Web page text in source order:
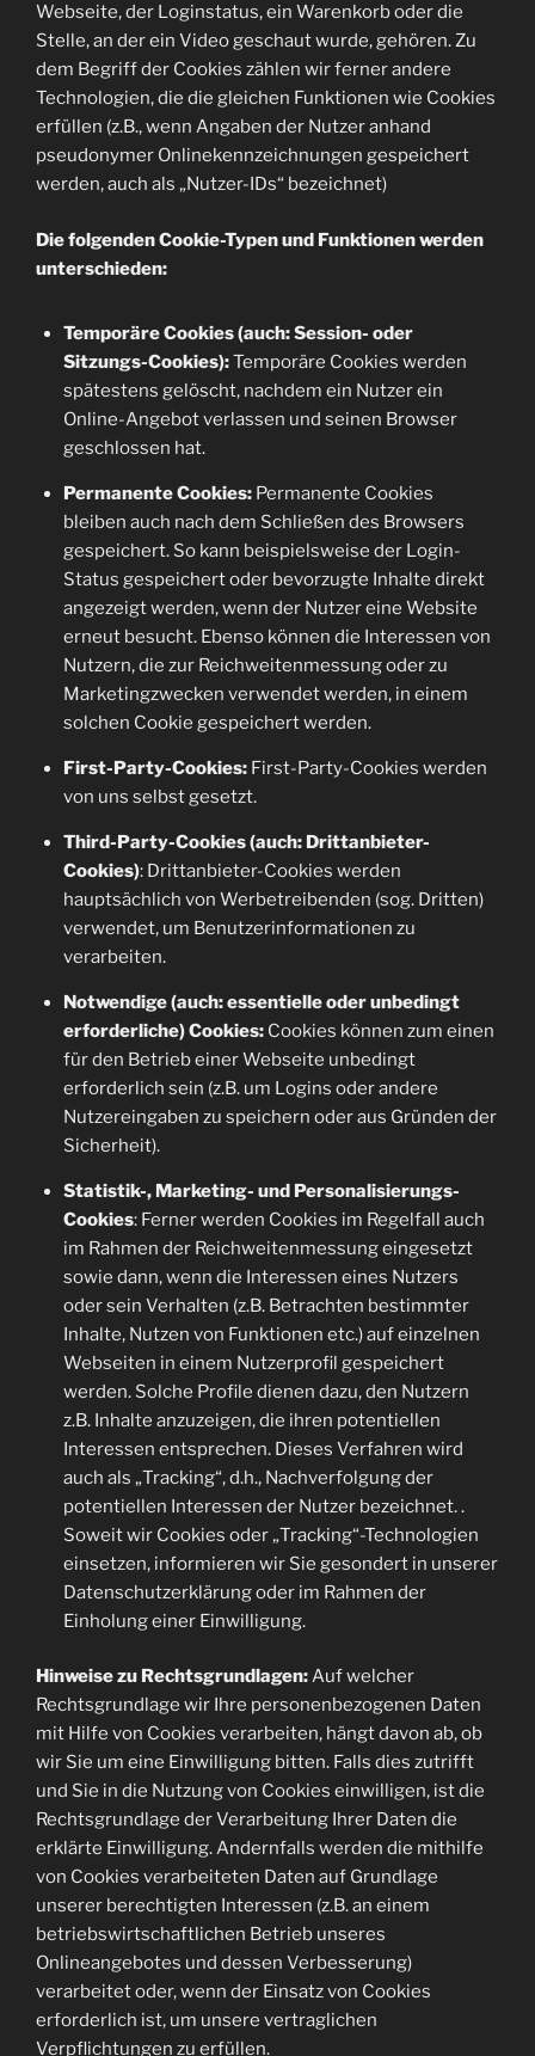
Webseite, der Loginstatus, ein Warenkorb oder die
Stelle, an der ein Video geschaut wurde, gehören. Zu
dem Begriff der Cookies zählen wir ferner andere
Technologien, die die gleichen Funktionen wie Cookies
erfüllen (z.B., wenn Angaben der Nutzer anhand
pseudonymer Onlinekennzeichnungen gespeichert
werden, auch als „Nutzer-IDs“ bezeichnet)
Die folgenden Cookie-Typen und Funktionen werden
unterschieden:
Temporäre Cookies (auch: Session- oder
Sitzungs-Cookies):Temporäre Cookies werden
spätestens gelöscht, nachdem ein Nutzer ein
Online-Angebot verlassen und seinen Browser
geschlossen hat.
Permanente Cookies:Permanente Cookies
bleiben auch nach dem Schließen des Browsers
gespeichert. So kann beispielsweise der Login-
Status gespeichert oder bevorzugte Inhalte direkt
angezeigt werden, wenn der Nutzer eine Website
erneut besucht. Ebenso können die Interessen von
Nutzern, die zur Reichweitenmessung oder zu
Marketingzwecken verwendet werden, in einem
solchen Cookie gespeichert werden.
First-Party-Cookies:First-Party-Cookies werden
von uns selbst gesetzt.
Third-Party-Cookies (auch: Drittanbieter-
Cookies): Drittanbieter-Cookies werden
hauptsächlich von Werbetreibenden (sog. Dritten)
verwendet, um Benutzerinformationen zu
verarbeiten.
Notwendige (auch: essentielle oder unbedingt
erforderliche) Cookies:Cookies können zum einen
für den Betrieb einer Webseite unbedingt
erforderlich sein (z.B. um Logins oder andere
Nutzereingaben zu speichern oder aus Gründen der
Sicherheit).
Statistik-, Marketing- und Personalisierungs-
Cookies: Ferner werden Cookies im Regelfall auch
im Rahmen der Reichweitenmessung eingesetzt
sowie dann, wenn die Interessen eines Nutzers
oder sein Verhalten (z.B. Betrachten bestimmter
Inhalte, Nutzen von Funktionen etc.) auf einzelnen
Webseiten in einem Nutzerprofil gespeichert
werden. Solche Profile dienen dazu, den Nutzern
z.B. Inhalte anzuzeigen, die ihren potentiellen
Interessen entsprechen. Dieses Verfahren wird
auch als „Tracking“, d.h., Nachverfolgung der
potentiellen Interessen der Nutzer bezeichnet. .
Soweit wir Cookies oder „Tracking“-Technologien
einsetzen, informieren wir Sie gesondert in unserer
Datenschutzerklärung oder im Rahmen der
Einholung einer Einwilligung.
Hinweise zu Rechtsgrundlagen:Auf welcher
Rechtsgrundlage wir Ihre personenbezogenen Daten
mit Hilfe von Cookies verarbeiten, hängt davon ab, ob
wir Sie um eine Einwilligung bitten. Falls dies zutrifft
und Sie in die Nutzung von Cookies einwilligen, ist die
Rechtsgrundlage der Verarbeitung Ihrer Daten die
erklärte Einwilligung. Andernfalls werden die mithilfe
von Cookies verarbeiteten Daten auf Grundlage
unserer berechtigten Interessen (z.B. an einem
betriebswirtschaftlichen Betrieb unseres
Onlineangebotes und dessen Verbesserung)
verarbeitet oder, wenn der Einsatz von Cookies
erforderlich ist, um unsere vertraglichen
Verpflichtungen zu erfüllen.